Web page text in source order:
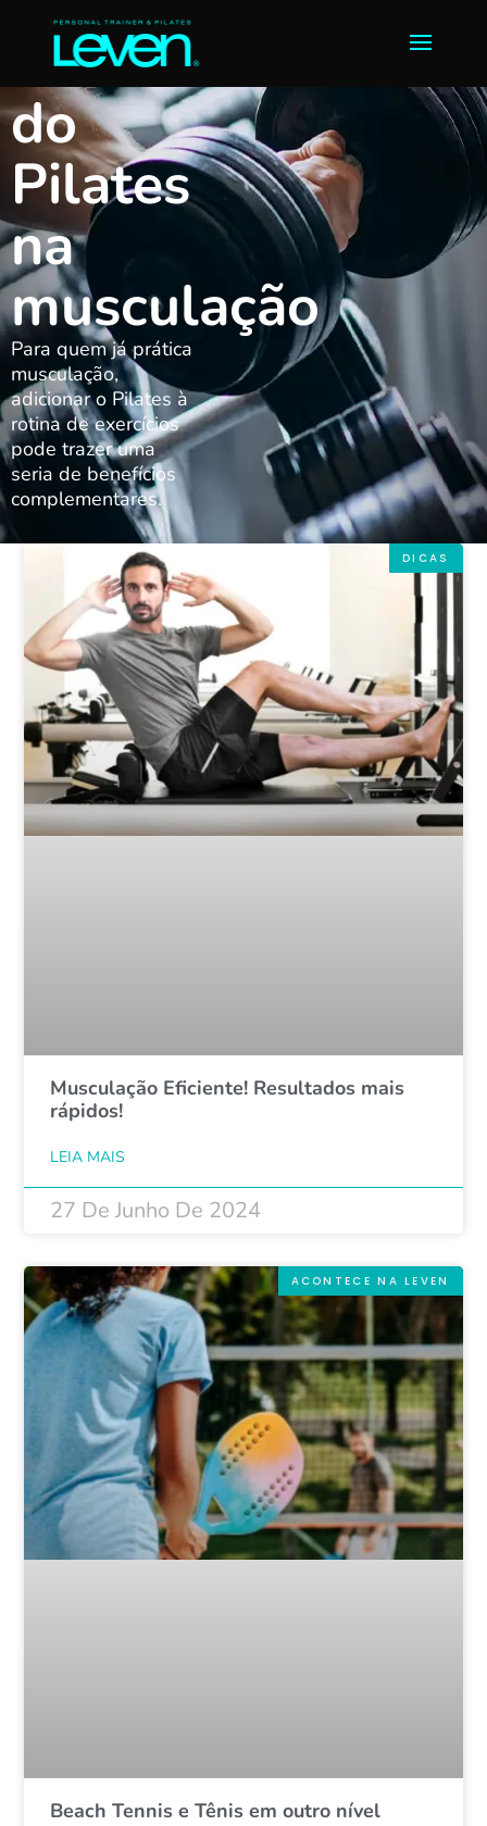
Benefícios
do
Pilates
na
musculação
Para quem já prática
musculação,
adicionar o Pilates à
rotina de exercícios
pode trazer uma
seria de benefícios
complementares.
DICAS
Musculação Eficiente! Resultados mais
rápidos!
LEIA MAIS
27 De Junho De 2024
ACONTECE NA LEVEN
Beach Tennis e Tênis em outro nível